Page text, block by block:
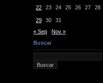
22 23 24 25 26 27 28
29 30
31
« Sep
Nov »
Buscar